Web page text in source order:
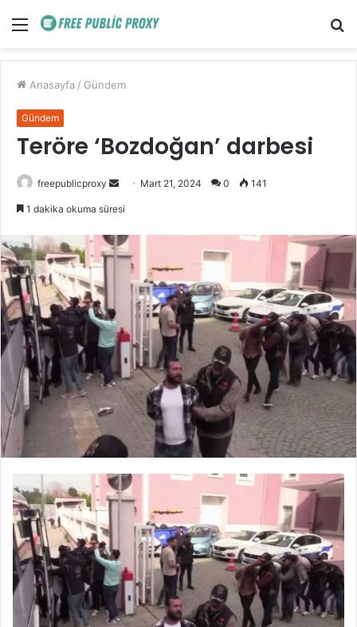
Menü
Anasayfa / Gündem
Gündem
Teröre ‘Bozdoğan’ darbesi
freepublicproxy
Bir
göndermek
Mart 21, 2024 0 141
1 dakika okuma süresi